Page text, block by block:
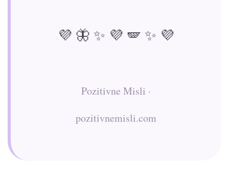
💜 🦋 ✨ 💜 🪽 ✨ 💜
Pozitivne Misli ·
pozitivnemisli.com